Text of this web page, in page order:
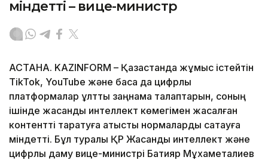
міндетті – вице-министр
АСТАНА. KAZINFORM – Қазақстанда жұмыс істейтін
TikTok, YouTube және басқа да цифрлық
платформалар ұлттық заңнама талаптарын, соның
ішінде жасанды интеллект көмегімен жасалған
контентті таратуға қатысты нормаларды сақтауға
міндетті. Бұл туралы ҚР Жасанды интеллект және
цифрлық даму вице-министрі Бақтияр Мұхаметқалиев